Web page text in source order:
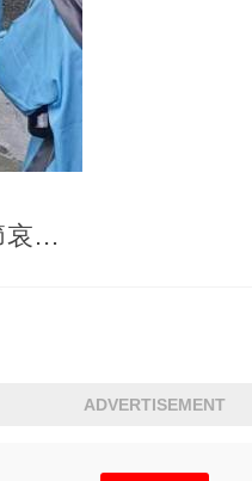
...
ADVERTISEMENT